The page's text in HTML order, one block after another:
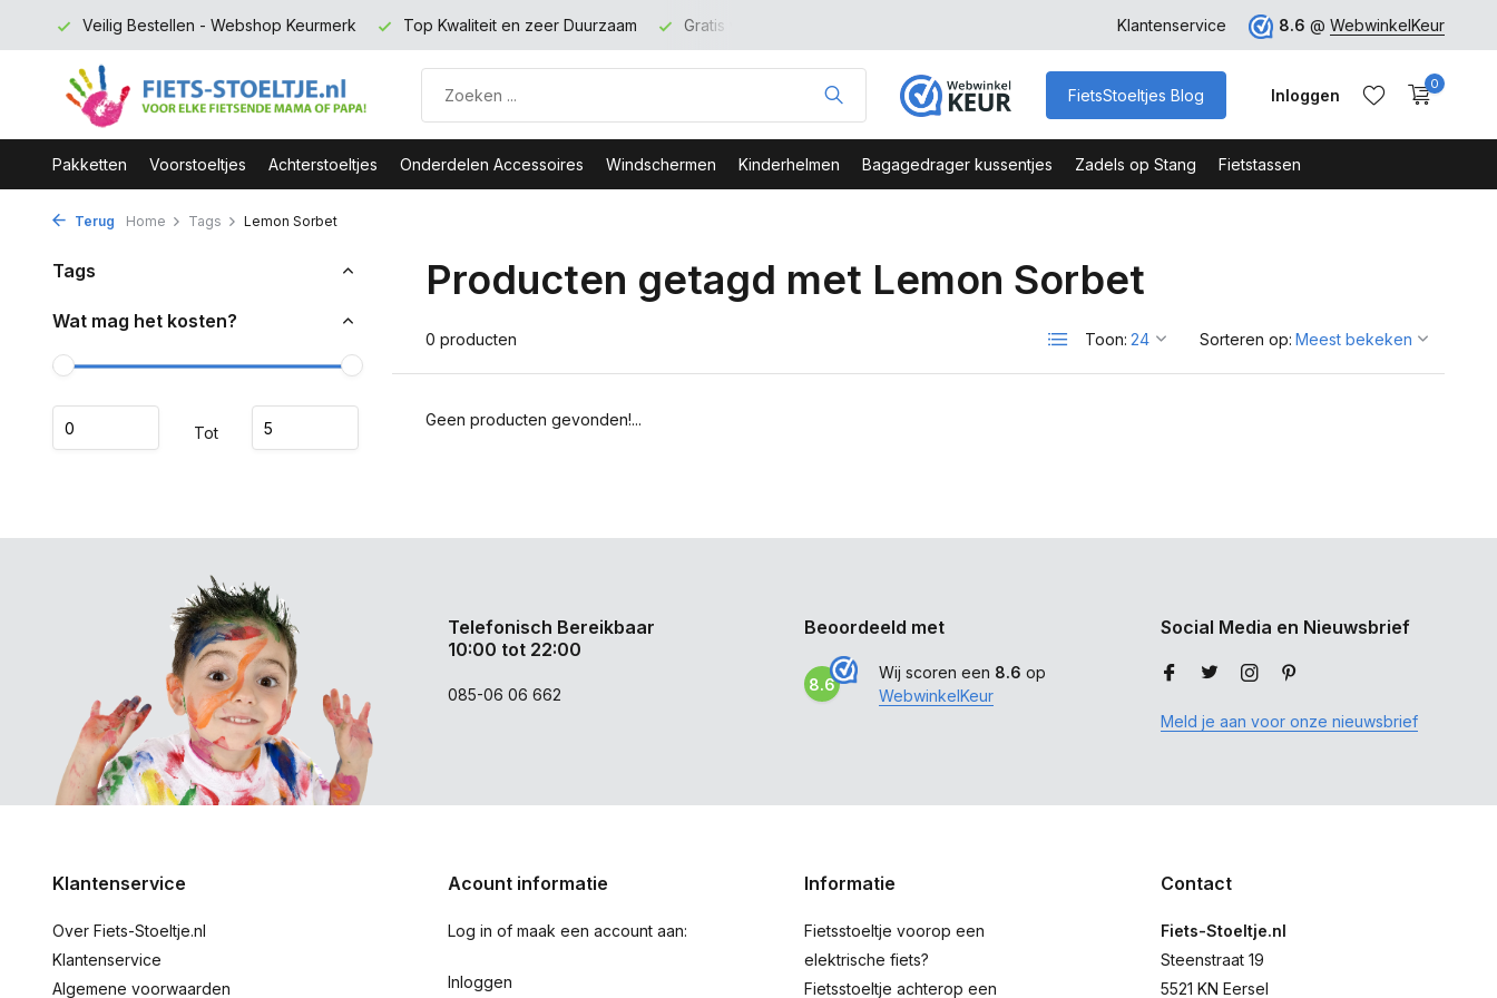
Veilig Bestellen - Webshop Keurmerk Top Kwaliteit en zeer Duurzaam Gratis verzending binnen NL vanaf 100 euro Veilig Bestellen - Webshop Keurmerk
Klantenservice 8.6 @ WebwinkelKeur
FietsStoeltjes Blog Inloggen
0
Pakketten Voorstoeltjes Achterstoeltjes Onderdelen Accessoires Windschermen Kinderhelmen Bagagedrager kussentjes Zadels op Stang Fietstassen
Terug Home Tags Lemon Sorbet
Tags
Wat mag het kosten?
Tot
Producten getagd met Lemon Sorbet
0 producten Toon: Sorteren op:
Geen producten gevonden!...
Telefonisch Bereikbaar
10:00 tot 22:00
085-06 06 662
Beoordeeld met
8.6
Wij scoren een 8.6 op
WebwinkelKeur
Social Media en Nieuwsbrief
Meld je aan voor onze nieuwsbrief
Klantenservice
Over Fiets-Stoeltje.nl
Klantenservice
Algemene voorwaarden
Acount informatie
Log in of maak een account aan:
Inloggen
Informatie
Fietsstoeltje voorop een
elektrische fiets?
Fietsstoeltje achterop een
Contact
Fiets-Stoeltje.nl
Steenstraat 19
5521 KN Eersel